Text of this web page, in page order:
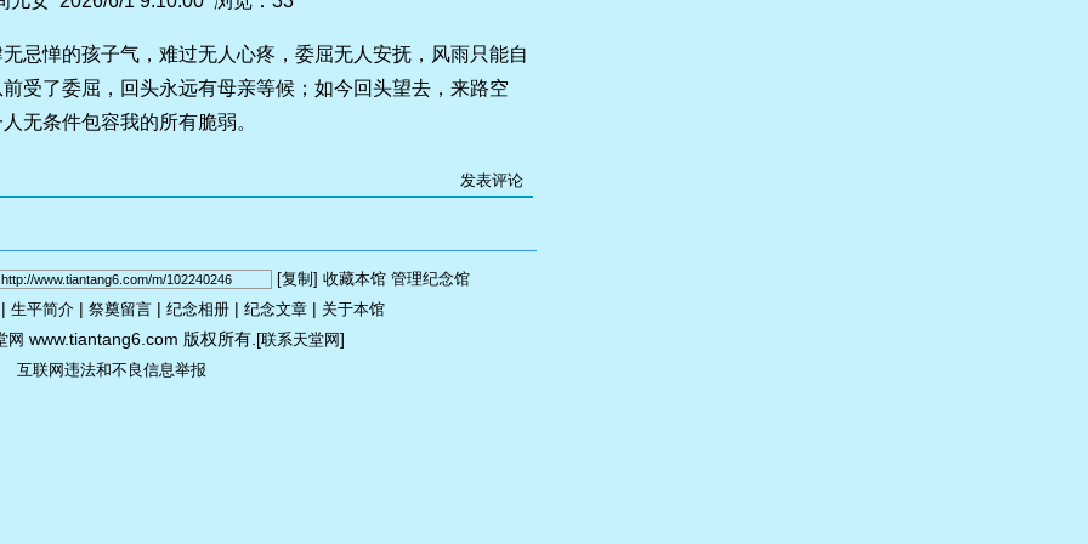
忌惮的孩子气，难过无人心疼，委屈无人安抚，风雨只能自
受了委屈，回头永远有母亲等候；如今回头望去，来路空
无条件包容我的所有脆弱。
发表评论
[复制] 收藏本馆 管理纪念馆
生平简介| 祭奠留言| 纪念相册| 纪念文章| 关于本馆
网 www.tiantang6.com 版权所有.[联系天堂网]
互联网违法和不良信息举报